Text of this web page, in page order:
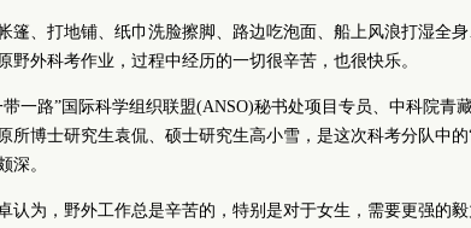
篷、打地铺、纸巾洗脸擦脚、路边吃泡面、船上风浪打湿全
野外科考作业，过程中经历的一切很辛苦，也很快乐。
带一路”国际科学组织联盟(ANSO)秘书处项目专员、 中科院青
所博士研究生袁侃、硕士研究生高小雪，是这次科考分队中
深。
认为，野外工作总是辛苦的，特别是对于女生，需要更强的毅